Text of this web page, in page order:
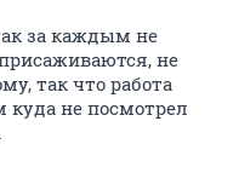
за каждым не
не
так что работа
куда не посмотрел